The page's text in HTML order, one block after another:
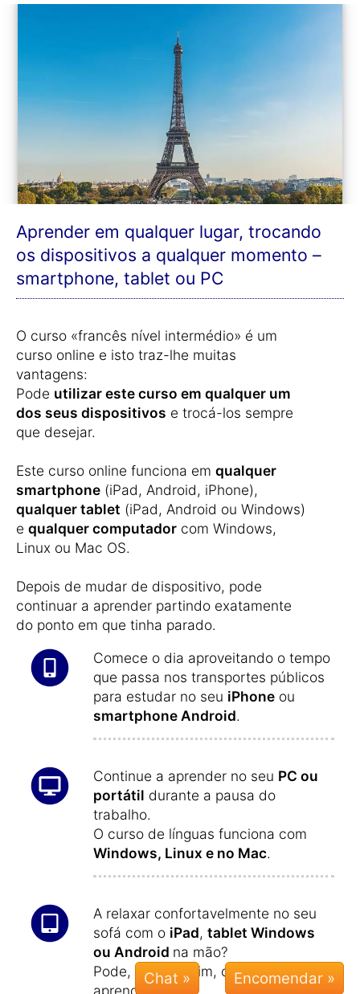
Aprender em qualquer lugar, trocando
os dispositivos a qualquer momento –
smartphone, tablet ou PC
O curso «francês nível intermédio» é um
curso online e isto traz-lhe muitas
vantagens:
Pode utilizar este curso em qualquer um
dos seus dispositivos e trocá-los sempre
que desejar.
Este curso online funciona em qualquer
smartphone (iPad, Android, iPhone),
qualquer tablet (iPad, Android ou Windows)
e qualquer computador com Windows,
Linux ou Mac OS.
Depois de mudar de dispositivo, pode
continuar a aprender partindo exatamente
do ponto em que tinha parado.
Comece o dia aproveitando o tempo
que passa nos transportes públicos
para estudar no seu iPhone ou
smartphone Android.
Continue a aprender no seu PC ou
portátil durante a pausa do
trabalho.
O curso de línguas funciona com
Windows, Linux e no Mac.
A relaxar confortavelmente no seu
sofá com o iPad, tablet Windows
ou Android na mão?
Pode, ainda assim, continuar a
aprender.
Chat »